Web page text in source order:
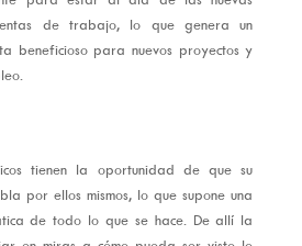
de trabajo, lo que genera un
beneficioso para nuevos proyectos y
tienen la oportunidad de que su
por ellos mismos, lo que supone una
de todo lo que se hace. De allí la